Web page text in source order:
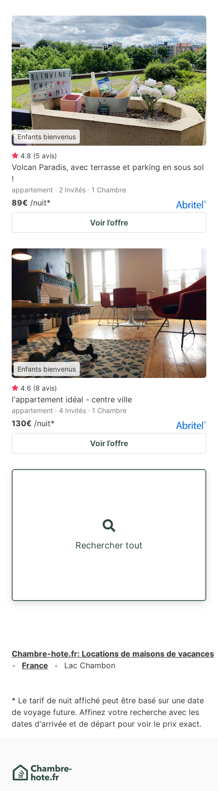
Enfants bienvenus
4.8 (5 avis)
Volcan Paradis, avec terrasse et parking en sous sol
!
appartement · 2 Invités · 1 Chambre
89€ /nuit*
Voir l’offre
Enfants bienvenus
4.6 (8 avis)
l'appartement idéal - centre ville
appartement · 4 Invités · 1 Chambre
130€ /nuit*
Voir l’offre
Rechercher tout
Chambre-hote.fr: Locations de maisons de vacances
France
Lac Chambon
* Le tarif de nuit affiché peut être basé sur une date
de voyage future. Affinez votre recherche avec les
dates d'arrivée et de départ pour voir le prix exact.